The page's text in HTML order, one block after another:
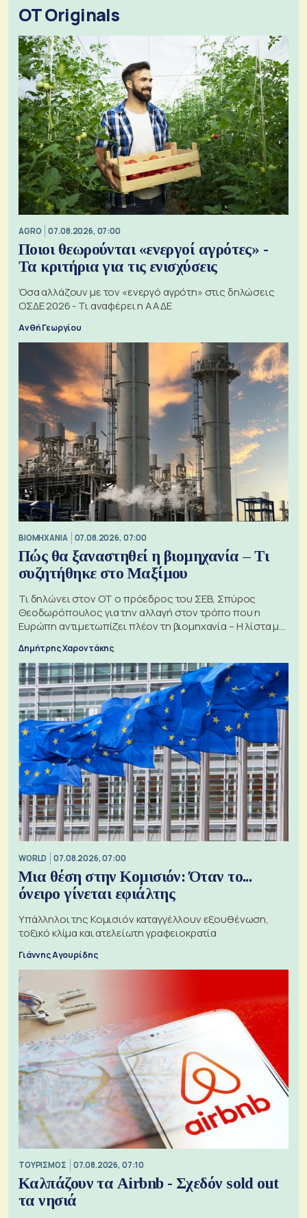
OT Originals
AGRO 07.08.2026, 07:00
Ποιοι θεωρούνται «ενεργοί αγρότες» -
Τα κριτήρια για τις ενισχύσεις
Όσα αλλάζουν με τον «ενεργό αγρότη» στις δηλώσεις
ΟΣΔΕ 2026 - Τι αναφέρει η ΑΑΔΕ
Ανθή Γεωργίου
ΒΙΟΜΗΧΑΝΙΑ 07.08.2026, 07:00
Πώς θα ξαναστηθεί η βιομηχανία – Τι
συζητήθηκε στο Μαξίμου
Τι δηλώνει στον ΟΤ ο πρόεδρος του ΣΕΒ, Σπύρος
Θεοδωρόπουλος για την αλλαγή στον τρόπο που η
Ευρώπη αντιμετωπίζει πλέον τη βιομηχανία – Η λίστα με
Δημήτρης Χαροντάκης
WORLD 07.08.2026, 07:00
Μια θέση στην Κομισιόν: Όταν το...
όνειρο γίνεται εφιάλτης
Υπάλληλοι της Κομισιόν καταγγέλλουν εξουθένωση,
τοξικό κλίμα και ατελείωτη γραφειοκρατία
Γιάννης Αγουρίδης
ΤΟΥΡΙΣΜΟΣ 07.08.2026, 07:10
Καλπάζουν τα Airbnb - Σχεδόν sold out
τα νησιά